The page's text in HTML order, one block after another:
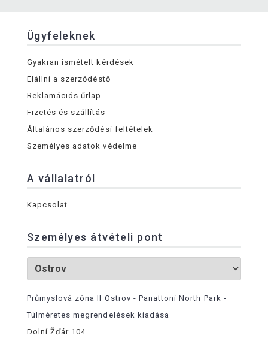
Ügyfeleknek
Gyakran ismételt kérdések
Elállni a szerződéstő
Reklamációs űrlap
Fizetés és szállítás
Általános szerződési feltételek
Személyes adatok védelme
A vállalatról
Kapcsolat
Személyes átvételi pont
Průmyslová zóna II Ostrov - Panattoni North Park -
Túlméretes megrendelések kiadása
Dolní Žďár 104